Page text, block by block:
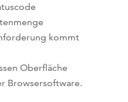
kommt
Oberfläche
Browsersoftware.